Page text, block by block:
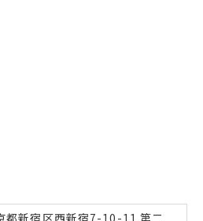
都新宿区西新宿7-10-11 第二